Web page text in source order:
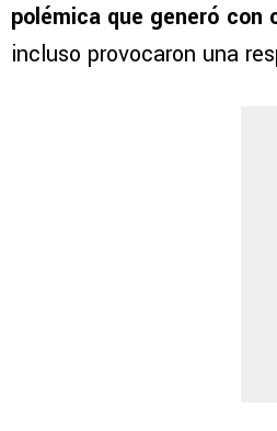
polémica que generó con
incluso provocaron una